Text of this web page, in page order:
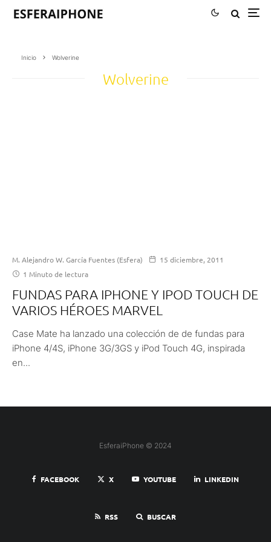
Inicio Wolverine
Wolverine
M. Alejandro W. García Fuentes (Esfera)
15 diciembre, 2011
1 Minuto de lectura
FUNDAS PARA IPHONE Y IPOD TOUCH DE
VARIOS HÉROES MARVEL
Case Mate ha lanzado una colección de de fundas para
iPhone 4/4S, iPhone 3G/3GS y iPod Touch 4G, inspirada
en...
EsferaiPhone © 2024
FACEBOOK X YOUTUBE LINKEDIN
RSS BUSCAR